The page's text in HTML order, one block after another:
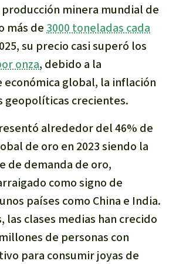
Minería
Agrotoxicos
Aceite de palma
REDD
Indígena
Landgrabbing
Granjas Industriales
Para niñas y niños
producción minera mundial de
más de 3000 toneladas cada
su precio casi superó los
onza, debido a la
global, la inflación
geopolíticas crecientes.
alrededor del 46% de
de oro en 2023 siendo la
de demanda de oro,
como signo de
países como China e India.
las clases medias han crecido
de personas con
para consumir joyas de